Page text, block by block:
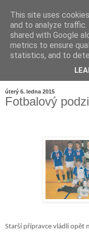
úterý 6. ledna 2015
Fotbalový
Starší přípravce vládli opět
This site uses
and to analyze traffic.
shared with Google
metrics to ensure
statistics, and to